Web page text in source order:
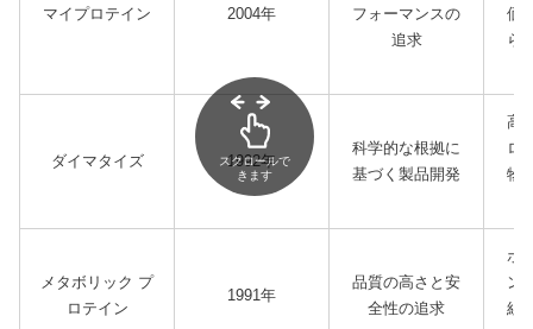
マイプロテイン 2004年
フォーマンスの
追求
価
ら
ダイマタイズ 1992年
科学的な根拠に
基づく製品開発
高
ロ
物
メタボリック プ
ロテイン
1991年
品質の高さと安
全性の追求
ホ
ン
組
スクロールで
きます